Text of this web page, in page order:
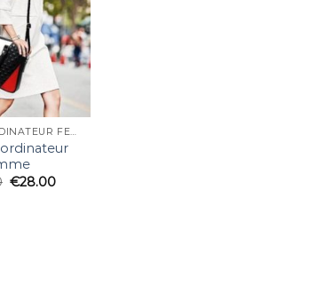
SACOCHE ORDINATEUR FEMME
€28.00